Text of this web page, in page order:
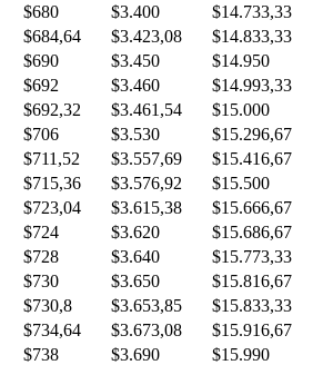
$680 $3.400
$14.733,33
$684,64 $3.423,08
$14.833,33
$690 $3.450
$14.950
$692 $3.460
$14.993,33
$692,32 $3.461,54
$15.000
$706 $3.530
$15.296,67
$711,52 $3.557,69
$15.416,67
$715,36 $3.576,92
$15.500
$723,04 $3.615,38
$15.666,67
$724 $3.620
$15.686,67
$728 $3.640
$15.773,33
$730 $3.650
$15.816,67
$730,8 $3.653,85
$15.833,33
$734,64 $3.673,08
$15.916,67
$738 $3.690
$15.990